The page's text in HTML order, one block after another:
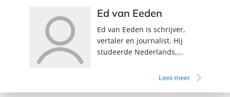
Ed van Eeden
Ed van Eeden is schrijver,
vertaler en journalist. Hij
studeerde Nederlands,...
Lees meer